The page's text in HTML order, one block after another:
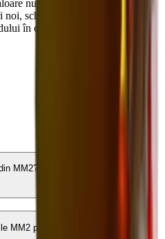
nu rămâne fixă. Obiectele
schimbări în interesul
în care jucătorii fac schimburi
MM2?
MM2 pe BloxSwaps?